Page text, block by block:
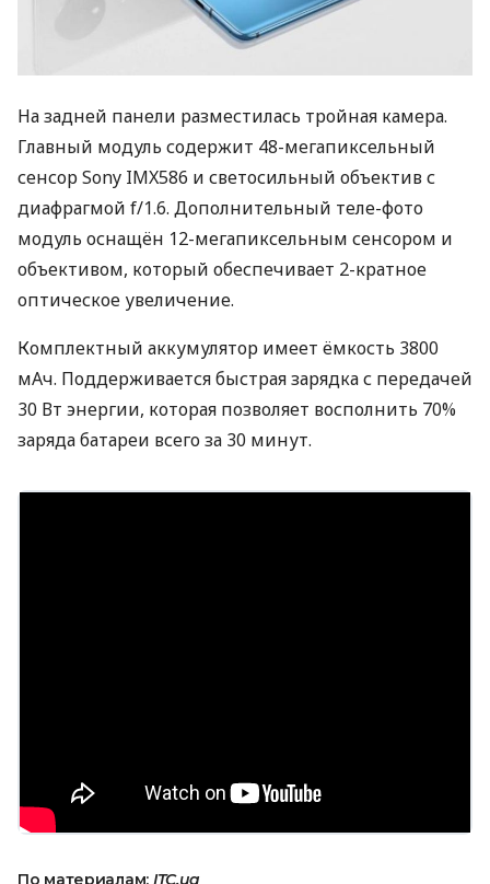
На задней панели разместилась тройная камера.
Главный модуль содержит 48-мегапиксельный
сенсор Sony IMX586 и светосильный объектив с
диафрагмой f/1.6. Дополнительный теле-фото
модуль оснащён 12-мегапиксельным сенсором и
объективом, который обеспечивает 2-кратное
оптическое увеличение.
Комплектный аккумулятор имеет ёмкость 3800
мАч. Поддерживается быстрая зарядка с передачей
30 Вт энергии, которая позволяет восполнить 70%
заряда батареи всего за 30 минут.
По материалам: ITC.ua